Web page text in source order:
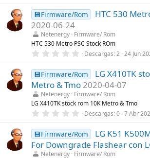
l
l
a
s
)
0
0
e
t
r
e
l
a
(
s
)
💾Firmware/Rom
HTC 530
2020-06-24
Netenergy Firmware/ Rom
HTC 530 Metro PSC Stock ROm
0
0
0
e
s
t
r
e
l
a
(
s
)
Descargas 2 24 Jun
💾Firmware/Rom
LG X410TK
Metro & Tmo 2020-04-07
Netenergy Firmware/ Rom
LG X410TK stock rom 10K Metro & Tmo
0
0
0
e
s
t
Descargas 0 7 Abr
💾Firmware/Rom
LG K51
For Downgrade Flashear con
Netenergy Firmware/ Rom